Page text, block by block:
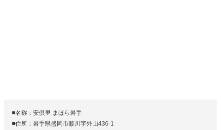
■名称：安倶里 まほら岩手
■住所：岩手県盛岡市薮川字外山436-1